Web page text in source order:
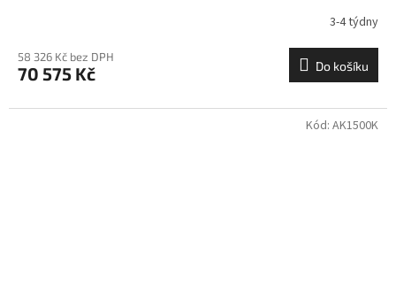
3-4 týdny
58 326 Kč bez DPH
70 575 Kč Do košíku
Kód: AK1500K